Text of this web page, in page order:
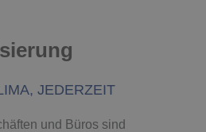
JEDERZEIT
und Büros sind